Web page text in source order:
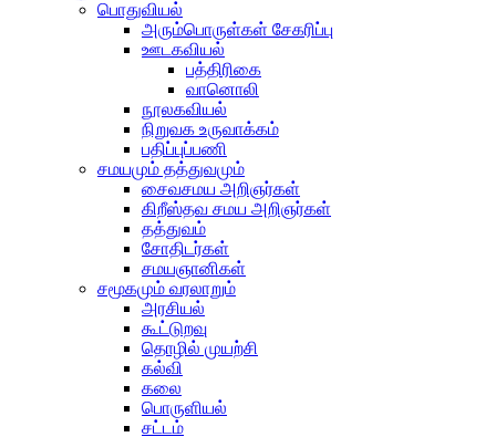
பொதுவியல்
அரும்பொருள்கள் சேகரிப்பு
ஊடகவியல்
பத்திரிகை
வானொலி
நூலகவியல்
நிறுவக உருவாக்கம்
பதிப்புப்பணி
சமயமும் தத்துவமும்
சைவசமய அறிஞர்கள்
கிறீஸ்தவ சமய அறிஞர்கள்
தத்துவம்
சோதிடர்கள்
சமயஞானிகள்
சமூகமும் வரலாறும்
அரசியல்
கூட்டுறவு
தொழில் முயற்சி
கல்வி
கலை
பொருளியல்
சட்டம்